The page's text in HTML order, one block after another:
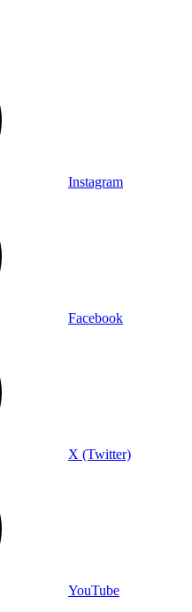
Instagram
Facebook
X (Twitter)
YouTube